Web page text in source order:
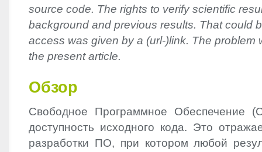
source code. The rights to verify scientific
background and previous results. That could
access was given by a (url-)link. The problem
the present article.
Обзор
Свободное Программное Обеспечение
доступность исходного кода. Это
разработки ПО, при котором любой